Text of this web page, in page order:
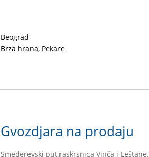
Beograd
Brza hrana, Pekare
Gvozdjara na prodaju
Smederevski put,raskrsnica Vinča i Leštane.